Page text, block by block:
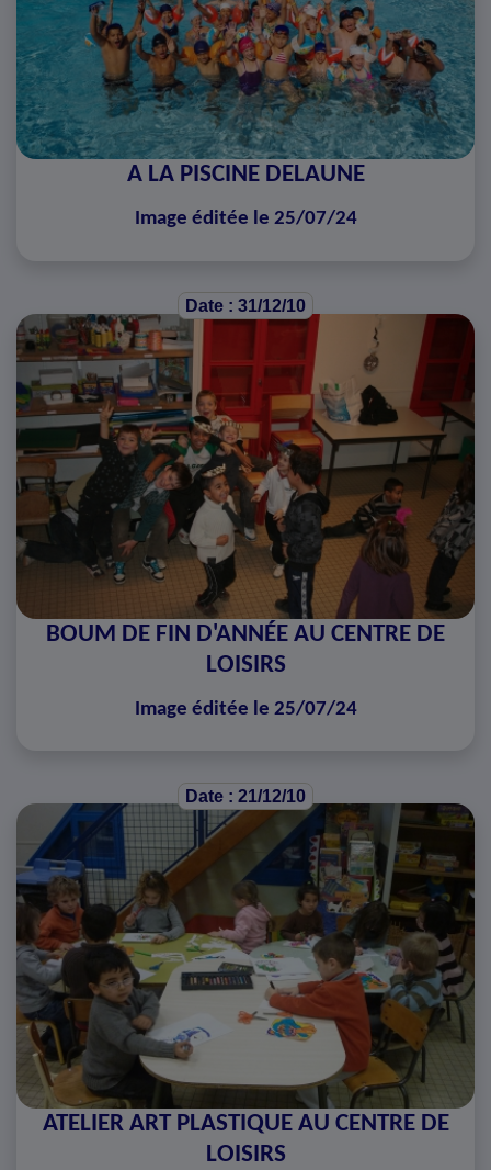
A LA PISCINE DELAUNE
Image éditée le 25/07/24
Date : 31/12/10
BOUM DE FIN D'ANNÉE AU CENTRE DE
LOISIRS
Image éditée le 25/07/24
Date : 21/12/10
ATELIER ART PLASTIQUE AU CENTRE DE
LOISIRS